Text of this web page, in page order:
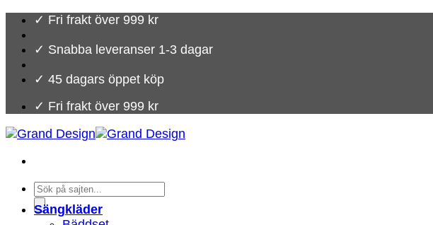
Skip
content
✓ Fri frakt över 999 kr
✓ Snabba leveranser 1-3 dagar
✓ 45 dagars öppet köp
✓ Fri frakt över 999 kr
Products
search
Sängkläder